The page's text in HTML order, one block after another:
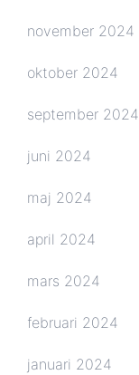
november 2024
oktober 2024
september 2024
juni 2024
maj 2024
april 2024
mars 2024
februari 2024
januari 2024